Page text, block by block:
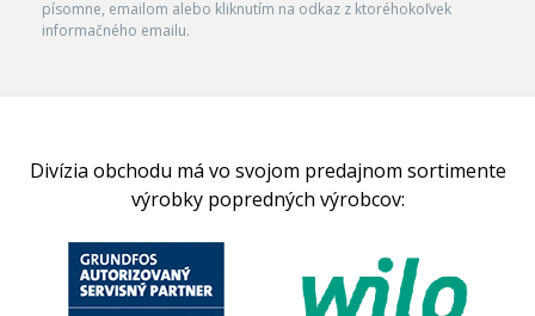
písomne, emailom alebo kliknutím na odkaz z ktoréhokoľvek
informačného emailu.
Divízia obchodu má vo svojom predajnom sortimente
výrobky popredných výrobcov: